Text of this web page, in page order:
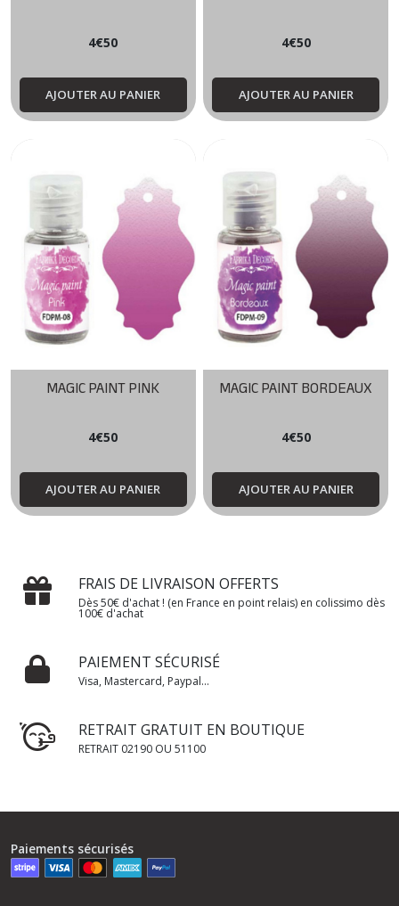
4€50
AJOUTER AU PANIER
4€50
AJOUTER AU PANIER
MAGIC PAINT PINK
4€50
AJOUTER AU PANIER
MAGIC PAINT BORDEAUX
4€50
AJOUTER AU PANIER
FRAIS DE LIVRAISON OFFERTS
Dès 50€ d'achat ! (en France en point relais) en colissimo dès
100€ d'achat
PAIEMENT SÉCURISÉ
Visa, Mastercard, Paypal...
RETRAIT GRATUIT EN BOUTIQUE
RETRAIT 02190 OU 51100
Paiements sécurisés